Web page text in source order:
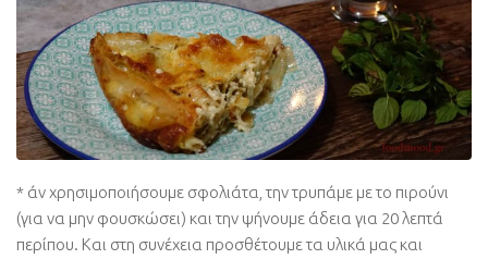
* άν χρησιμοποιήσουμε σφολιάτα, την τρυπάμε με το πιρούνι
(για να μην φουσκώσει) και την ψήνουμε άδεια για 20 λεπτά
περίπου. Και στη συνέχεια προσθέτουμε τα υλικά μας και